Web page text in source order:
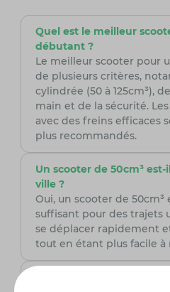
Quel est le meilleur
débutant ?
Le meilleur scooter pour
de plusieurs critères,
cylindrée (50 à 125cm³),
main et de la sécurité.
avec des freins efficaces
plus recommandés.
Un scooter de 50cm³
ville ?
Oui, un scooter de
suffisant pour des trajets
se déplacer rapidement
tout en étant plus facile